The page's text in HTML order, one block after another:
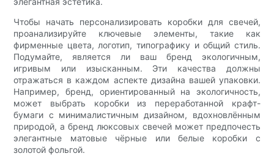
Чтобы начать персонализировать коробки для свечей,
проанализируйте ключевые элементы, такие как
фирменные цвета, логотип, типографику и общий стиль.
Подумайте, является ли ваш бренд экологичным,
игривым или изысканным. Эти качества должны
отражаться в каждом аспекте дизайна вашей упаковки.
Например, бренд, ориентированный на экологичность,
может выбрать коробки из переработанной крафт-
бумаги с минималистичным дизайном, вдохновлённым
природой, а бренд люксовых свечей может предпочесть
элегантные матовые чёрные или белые коробки с
золотой фольгой.